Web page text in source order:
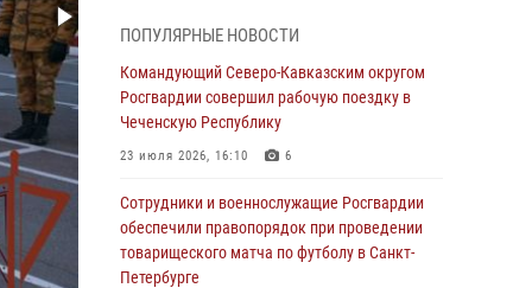
В столице росгвардейцы задержали мужчину,
устроившего дебош в букмекерской конторе
В Удмуртии при силовой поддержке спецназа
Росгвардии задержаны подозреваемые в
мошенничестве под видом оказания
ПОПУЛЯРНЫЕ НОВОСТИ
Командующий Северо-Кавказским округом
Росгвардии совершил рабочую поездку в
Чеченскую Республику
23 июля 2026, 16:10 6
Сотрудники и военнослужащие Росгвардии
обеспечили правопорядок при проведении
товарищеского матча по футболу в Санкт-
Петербурге